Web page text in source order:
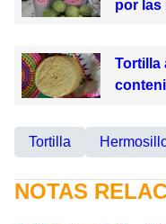
por las
Tortilla
Tortilla
NOTAS